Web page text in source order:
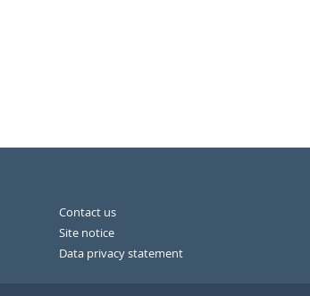
Contact us
Site notice
Data privacy statement